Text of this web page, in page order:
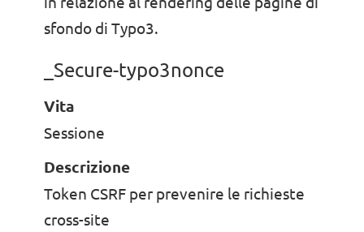
sfondo di Typo3.
_Secure-typo3nonce
Vita
Sessione
Descrizione
Token CSRF per prevenire le richieste
cross-site